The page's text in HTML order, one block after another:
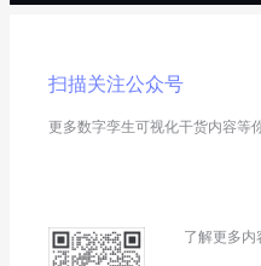
扫描关注公众号
更多数字孪生可视化干货内容等
了解更多内